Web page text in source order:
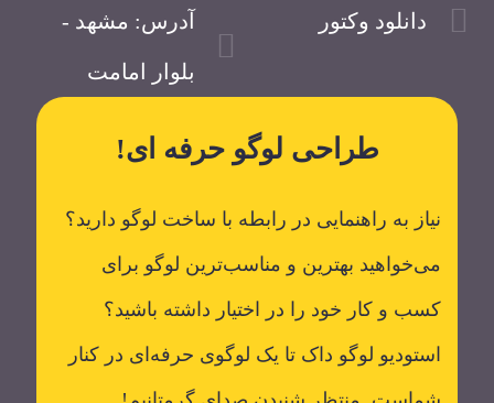
دانلود وکتور آدرس: مشهد -
بلوار امامت
طراحی لوگو حرفه ای!
نیاز به راهنمایی در رابطه با ساخت لوگو دارید؟
می‌خواهید بهترین و مناسب‌ترین لوگو برای
کسب و کار خود را در اختیار داشته باشید؟
استودیو لوگو داک تا یک لوگوی حرفه‌ای در کنار